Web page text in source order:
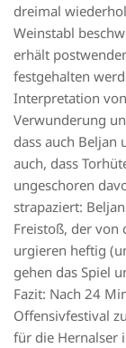
dreimal
Weinstabl
erhält
festgehalten
Interpretation
Verwunderung
dass auch Beljan
auch, dass
ungeschoren
strapaziert:
Freistoß, der von
urgieren heftig
gehen das Spiel
Fazit: Nach 24
Offensivfestival
für die Hernalser